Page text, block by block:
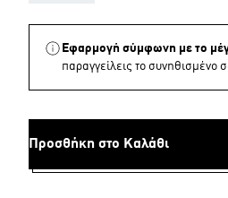
Εφαρμογή σύμφωνη με το
παραγγείλεις το συνηθισμένο
Προσθήκη στο Καλάθι